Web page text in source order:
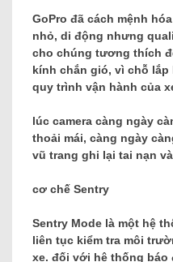
GoPro đã cách mệnh
nhỏ, di động nhưng
cho chúng tương thích
kính chắn gió, vì chỗ
quy trình vận hành của
lúc camera càng ngày
thoải mái, càng ngày
vũ trang ghi lại tai nạn
cơ chế Sentry
Sentry Mode là một hệ
liên tục kiểm tra môi
xe. đối với hệ thống